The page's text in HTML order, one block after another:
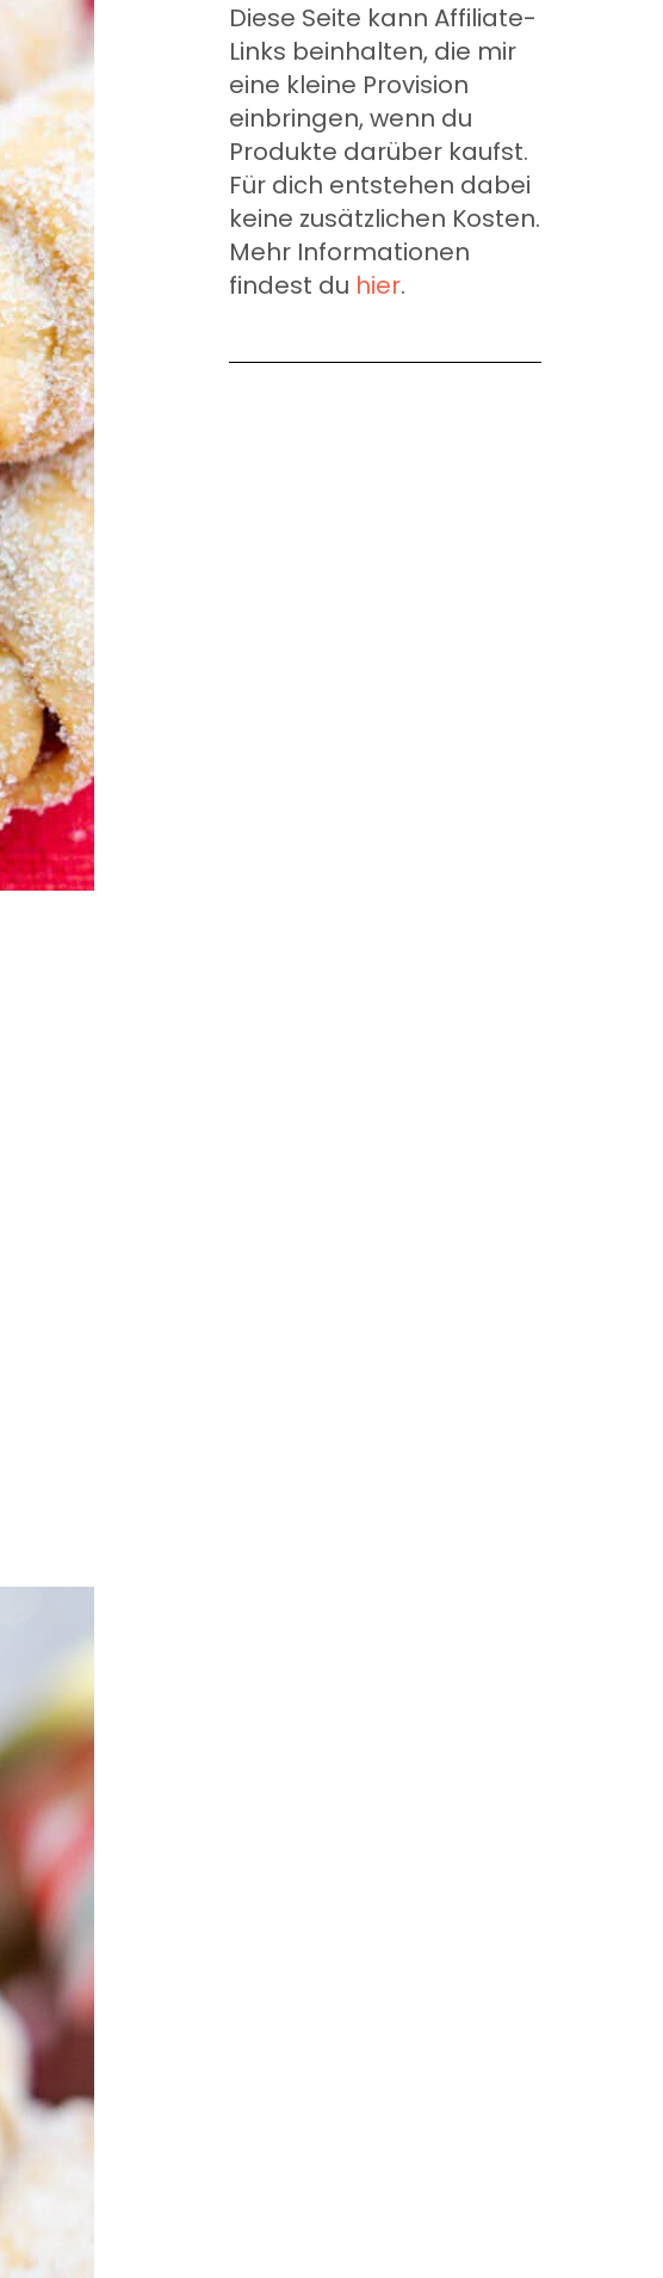
Diese Seite kann Affiliate-
Links beinhalten, die mir
eine kleine Provision
einbringen, wenn du
Produkte darüber kaufst.
Für dich entstehen dabei
keine zusätzlichen Kosten.
Mehr Informationen
findest du hier.